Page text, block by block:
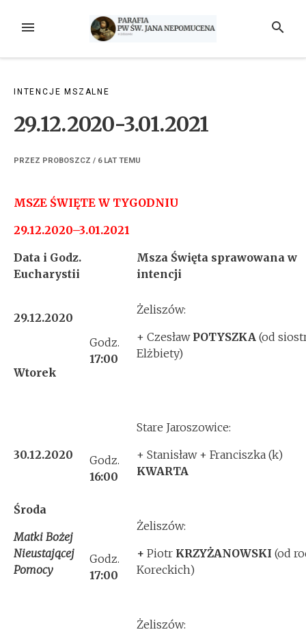
MENU SZUKAJ
INTENCJE MSZALNE
29.12.2020-3.01.2021
PRZEZ PROBOSZCZ / 6 LAT TEMU
MSZE ŚWIĘTE W TYGODNIU
29.12.2020–3.01.2021
Data i Godz.
Eucharystii
Msza Święta sprawowana w
intencji
29.12.2020
Wtorek
Godz.
17:00
Żeliszów:
+ Czesław POTYSZKA (od
Elżbiety)
30.12.2020
Środa
Matki Bożej
Nieustającej
Pomocy
Godz.
16:00
Stare Jaroszowice:
+ Stanisław + Franciszka (k)
KWARTA
Godz.
17:00
Żeliszów:
+ Piotr KRZYŻANOWSKI (od
Koreckich)
Żeliszów: